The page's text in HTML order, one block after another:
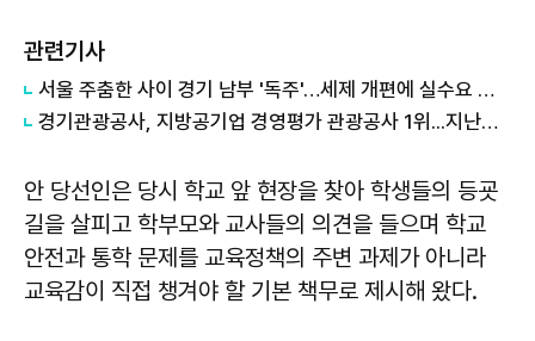
관련기사
서울 주춤한 사이 경기 남부 '독주'…세제 개편에 실수요 이동 빨라지나
경기관광공사, 지방공기업 경영평가 관광공사 1위...지난해 5위서 4계단 상승
안 당선인은 당시 학교 앞 현장을 찾아 학생들의 등굣
길을 살피고 학부모와 교사들의 의견을 들으며 학교
안전과 통학 문제를 교육정책의 주변 과제가 아니라
교육감이 직접 챙겨야 할 기본 책무로 제시해 왔다.